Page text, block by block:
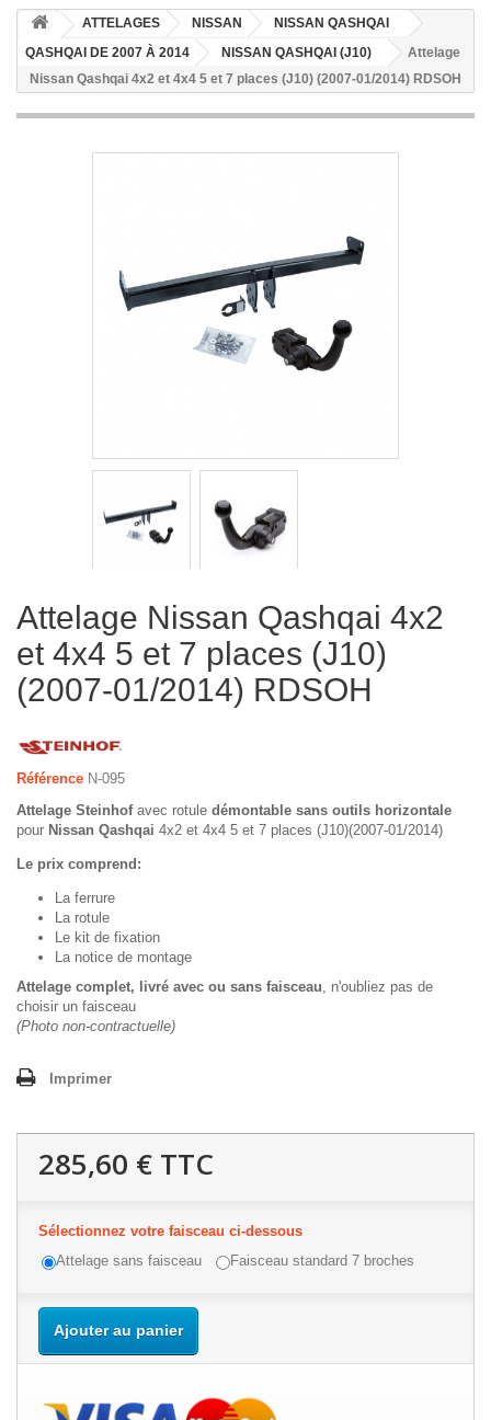
ATTELAGES NISSAN
NISSAN QASHQAI
QASHQAI DE 2007 À 2014
NISSAN QASHQAI (J10)
Attelage
Nissan Qashqai 4x2 et 4x4 5 et 7 places (J10) (2007-01/2014) RDSOH
Attelage Nissan Qashqai 4x2
et 4x4 5 et 7 places (J10)
(2007-01/2014) RDSOH
Référence N-095
Attelage Steinhofavec rotule démontable sans outils horizontale
pour Nissan Qashqai 4x2 et 4x4 5 et 7 places (J10)(2007-01/2014)
Le prix comprend:
La ferrure
La rotule
Le kit de fixation
La notice de montage
Attelage complet, livré avec ou sans faisceau, n'oubliez pas de
choisir un faisceau
(Photo non-contractuelle)
Imprimer
285,60 € TTC
Sélectionnez votre faisceau ci-dessous
Attelage sans faisceau
Faisceau standard 7 broches
Ajouter au panier